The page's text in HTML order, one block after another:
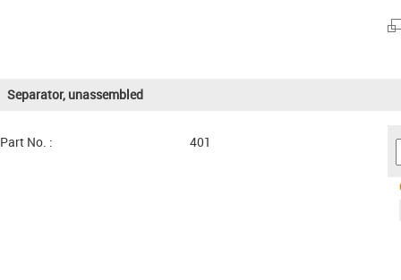
Separator, unassembled
Part No. : 401